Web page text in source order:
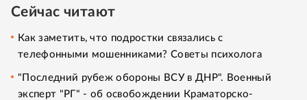
Сейчас читают
Как заметить, что подростки связались с
телефонными мошенниками? Советы психолога
"Последний рубеж обороны ВСУ в ДНР". Военный
эксперт "РГ" - об освобождении Краматорско-